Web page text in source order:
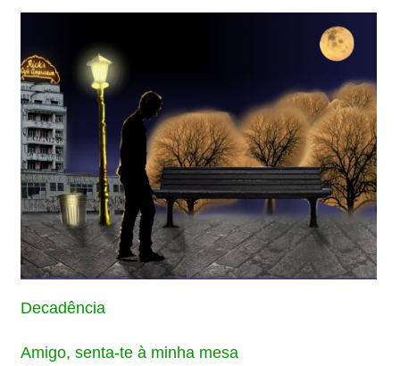
Decadência
Amigo, senta-te à minha mesa